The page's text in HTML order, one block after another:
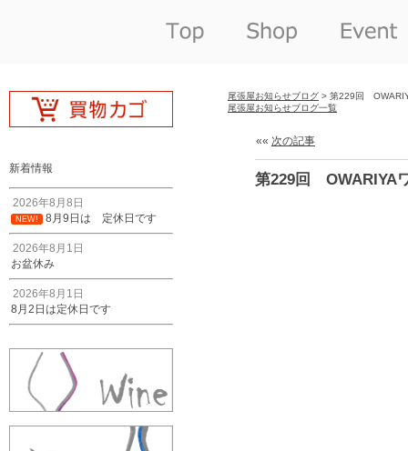
新着情報
2026年8月8日
NEW! 8月9日は 定休日です
2026年8月1日
お盆休み
2026年8月1日
8月2日は定休日です
尾張屋お知らせブログ > 第229回
尾張屋お知らせブログ一覧
«« 次の記事
第229回 OWARIYA